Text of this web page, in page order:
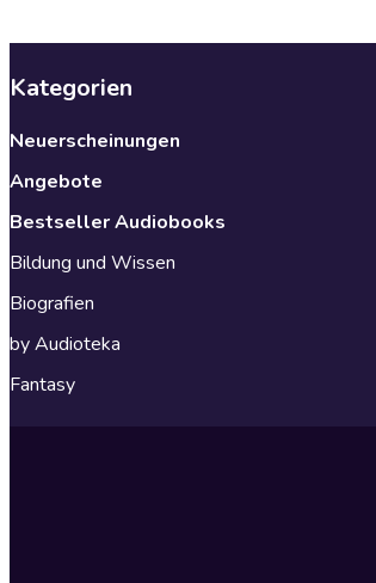
Kategorien
Neuerscheinungen
Angebote
Bestseller Audiobooks
Bildung und Wissen
Biografien
by Audioteka
Fantasy